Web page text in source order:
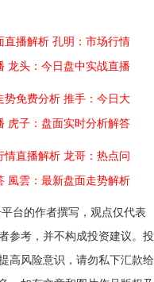
直播解析 孔明：市场行情
龙头：今日盘中实战直播
势免费分析 推手：今日大
虎子：盘面实时分析解答
情直播解析 龙哥：热点问
風雲：最新盘面走势解析
台的作者撰写，观点仅代表
参考，并不构成投资建议。投
高风险意识，请勿私下汇款给